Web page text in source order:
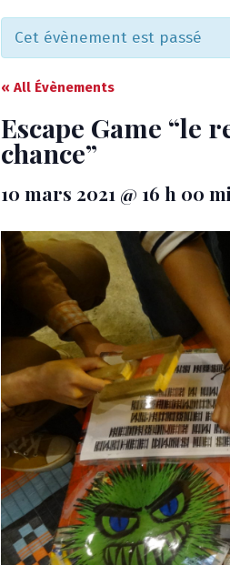
Cet évènement est passé
« All Évènements
Escape Game “le
chance”
10 mars 2021 @ 16 h 00